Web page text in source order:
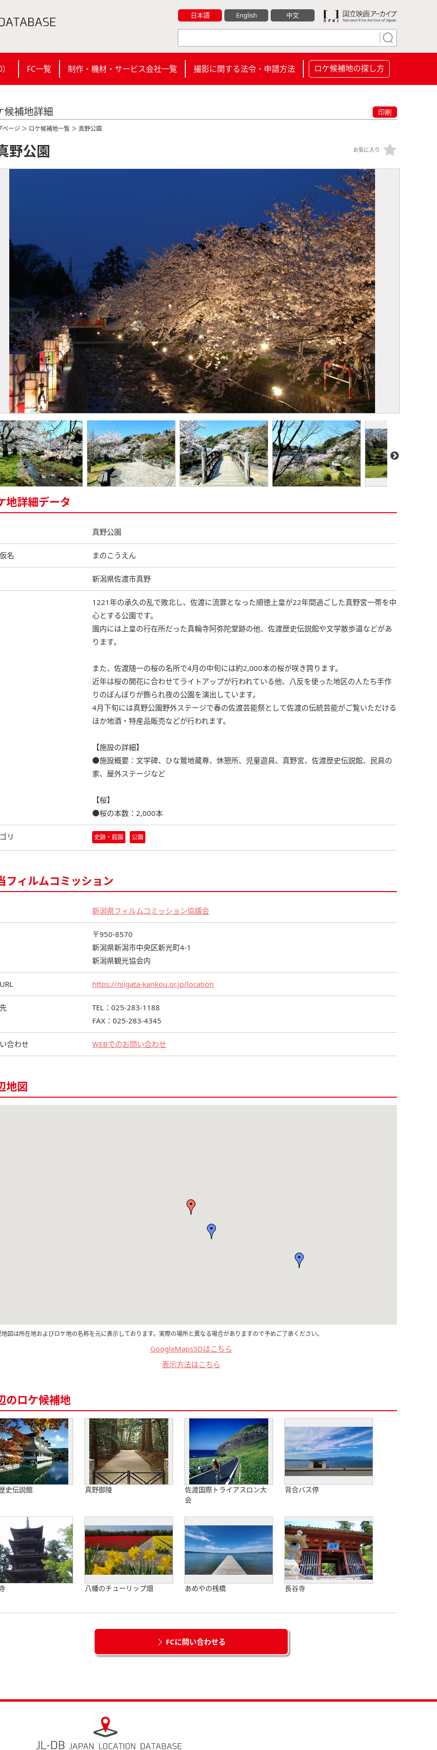
日本語 English 中文
） FC一覧 制作・機材・サービス会社一覧 撮影に関する法令・申請方法 ロケ候補地の探し方
候補地詳細 印刷
ページ ＞ ロケ候補地一覧 ＞ 真野公園
野公園 お気に入り
地詳細データ
真野公園
名 まのこうえん
新潟県佐渡市真野
1221年の承久の乱で敗北し、佐渡に流罪となった順徳上皇が22年間過ごした真野宮一帯を中
心とする公園です。
園内には上皇の行在所だった真輪寺阿弥陀堂跡の他、佐渡歴史伝説館や文学散歩道などがあ
ります。
また、佐渡随一の桜の名所で4月の中旬には約2,000本の桜が咲き誇ります。
近年は桜の開花に合わせてライトアップが行われている他、八反を使った地区の人たち手作
りのぼんぼりが飾られ夜の公園を演出しています。
4月下旬には真野公園野外ステージで春の佐渡芸能祭として佐渡の伝統芸能がご覧いただける
ほか地酒・特産品販売などが行われます。
【施設の詳細】
●施設概要：文学碑、ひな鷲地蔵尊、休憩所、児童遊具、真野宮、佐渡歴史伝説館、民具の
家、屋外ステージなど
【桜】
●桜の本数：2,000本
リ 史跡・庭園 公園
フィルムコミッション
新潟県フィルムコミッション協議会
〒950-8570
新潟県新潟市中央区新光町4-1
新潟県観光協会内
https://niigata-kankou.or.jp/location
TEL：025-283-1188
FAX：025-283-4345
合わせ WEBでのお問い合わせ
地図
図は所在地およびロケ地の名称を元に表示しております。実際の場所と異なる場合がありますので予めご了承ください。
GoogleMaps3Dはこちら
表示方法はこちら
のロケ候補地
史伝説館 真野御陵
佐渡国際トライアスロン大
会
背合バス停
八幡のチューリップ畑 あめやの桟橋 長谷寺
FCに問い合わせる